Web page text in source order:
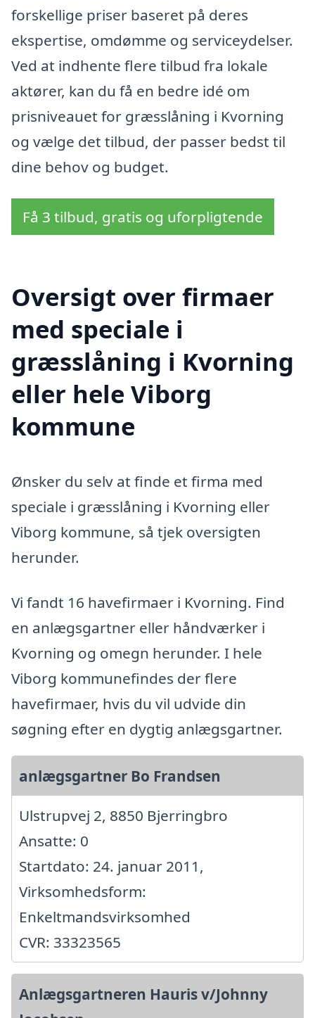
forskellige priser baseret på deres
ekspertise, omdømme og serviceydelser.
Ved at indhente flere tilbud fra lokale
aktører, kan du få en bedre idé om
prisniveauet for græsslåning i Kvorning
og vælge det tilbud, der passer bedst til
dine behov og budget.
Få 3 tilbud, gratis og uforpligtende
Oversigt over firmaer
med speciale i
græsslåning i Kvorning
eller hele Viborg
kommune
Ønsker du selv at finde et firma med
speciale i græsslåning i Kvorning eller
Viborg kommune, så tjek oversigten
herunder.
Vi fandt 16 havefirmaer i Kvorning. Find
en anlægsgartner eller håndværker i
Kvorning og omegn herunder. I hele
Viborg kommunefindes der flere
havefirmaer, hvis du vil udvide din
søgning efter en dygtig anlægsgartner.
anlægsgartner Bo Frandsen
Ulstrupvej 2, 8850 Bjerringbro
Ansatte: 0
Startdato: 24. januar 2011,
Virksomhedsform:
Enkeltmandsvirksomhed
CVR: 33323565
Anlægsgartneren Hauris v/Johnny